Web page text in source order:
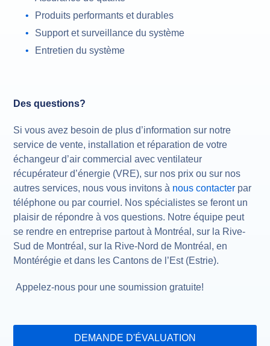
Produits performants et durables
Support et surveillance du système
Entretien du système
Des questions?
Si vous avez besoin de plus d’information sur notre
service de vente, installation et réparation de votre
échangeur d’air commercial avec ventilateur
récupérateur d’énergie (VRE), sur nos prix ou sur nos
autres services, nous vous invitons à nous contacter par
téléphone ou par courriel. Nos spécialistes se feront un
plaisir de répondre à vos questions. Notre équipe peut
se rendre en entreprise partout à Montréal, sur la Rive-
Sud de Montréal, sur la Rive-Nord de Montréal, en
Montérégie et dans les Cantons de l’Est (Estrie).
Appelez-nous pour une soumission gratuite!
DEMANDE D'ÉVALUATION